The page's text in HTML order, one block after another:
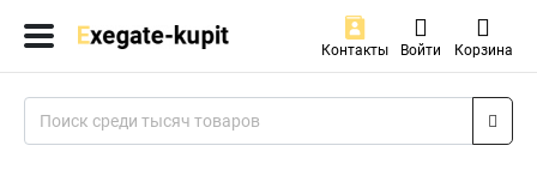
Контакты Войти Корзина